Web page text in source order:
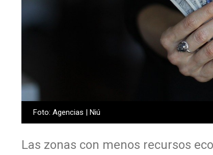
Foto: Agencias | Niú
Las zonas con menos recursos